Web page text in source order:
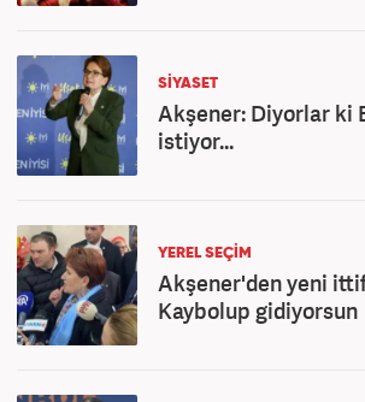
SİYASET
Akşener: Diyorlar ki
istiyor...
YEREL SEÇİM
Akşener'den yeni
Kaybolup gidiyorsun